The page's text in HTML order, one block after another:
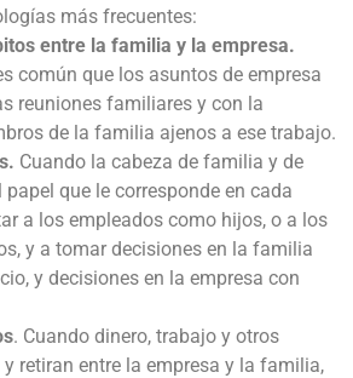
más frecuentes:
entre la familia y la empresa.
común que los asuntos de empresa
reuniones familiares y con la
de la familia ajenos a ese trabajo.
Cuando la cabeza de familia y de
que le corresponde en cada
a los empleados como hijos, o a los
y a tomar decisiones en la familia
y decisiones en la empresa con
. Cuando dinero, trabajo y otros
y retiran entre la empresa y la familia,